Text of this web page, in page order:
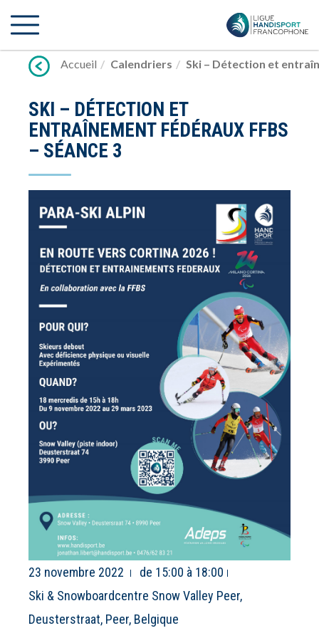
vers
Accueil
Calendriers Ski – Détection et
SKI – DÉTECTION ET
ENTRAÎNEMENT FÉDÉRAUX FFBS
– SÉANCE 3
23 novembre 2022
de 15:00 à 18:00
Ski & Snowboardcentre Snow Valley Peer,
Deusterstraat, Peer, Belgique